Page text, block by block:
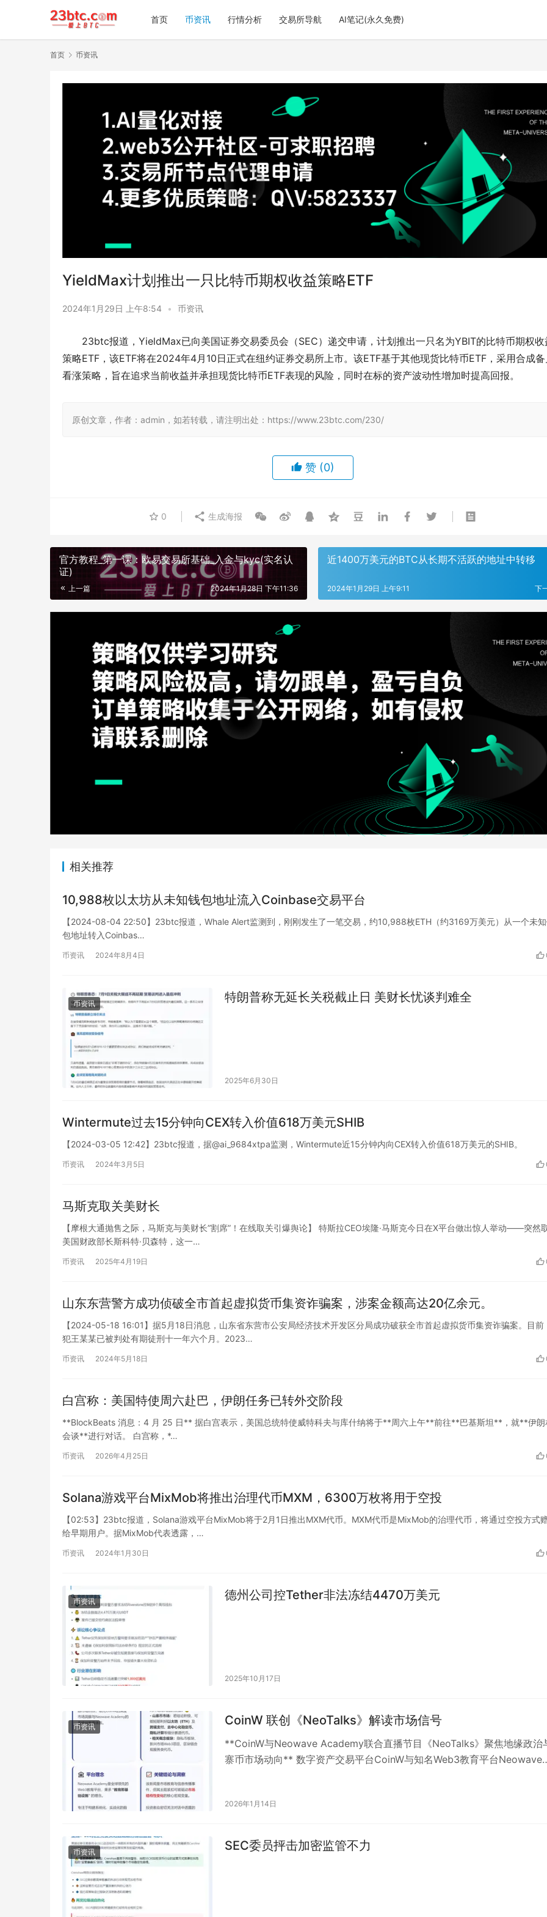
首页 币资讯 行情分析 交易所导航 AI笔记(永久免费)
首页 币资讯
YieldMax计划推出一只比特币期权收益策略ETF
2024年1月29日 上午8:54 • 币资讯
23btc报道，YieldMax已向美国证券交易委员会（SEC）递交申请，计划推出一只名为YBIT的比特币期权收
策略ETF，该ETF将在2024年4月10日正式在纽约证券交易所上市。该ETF基于其他现货比特币ETF，采用合成
看涨策略，旨在追求当前收益并承担现货比特币ETF表现的风险，同时在标的资产波动性增加时提高回报。
原创文章，作者：admin，如若转载，请注明出处：https://www.23btc.com/230/
赞 (0)
0 生成海报
官方教程_第一课：欧易交易所基础_入金与kyc(实名认
证)
上一篇 2024年1月28日 下午11:36
近1400万美元的BTC从长期不活跃的地址中转移
下
2024年1月29日 上午9:11
相关推荐
10,988枚以太坊从未知钱包地址流入Coinbase交易平台
【2024-08-04 22:50】23btc报道，Whale Alert监测到，刚刚发生了一笔交易，约10,988枚ETH（约3169万美元）从一个未
包地址转入Coinbas…
币资讯 2024年8月4日
币资讯 特朗普称无延长关税截止日 美财长忧谈判难全
2025年6月30日
Wintermute过去15分钟向CEX转入价值618万美元SHIB
【2024-03-05 12:42】23btc报道，据@ai_9684xtpa监测，Wintermute近15分钟内向CEX转入价值618万美元的SHIB。
币资讯 2024年3月5日
马斯克取关美财长
【摩根大通抛售之际，马斯克与美财长”割席”！在线取关引爆舆论】 特斯拉CEO埃隆·马斯克今日在X平台做出惊人举动——突然
美国财政部长斯科特·贝森特，这一…
币资讯 2025年4月19日
山东东营警方成功侦破全市首起虚拟货币集资诈骗案，涉案金额高达20亿余元。
【2024-05-18 16:01】据5月18日消息，山东省东营市公安局经济技术开发区分局成功破获全市首起虚拟货币集资诈骗案。目前
犯王某某已被判处有期徒刑十一年六个月。2023…
币资讯 2024年5月18日
白宫称：美国特使周六赴巴，伊朗任务已转外交阶段
**BlockBeats 消息：4 月 25 日** 据白宫表示，美国总统特使威特科夫与库什纳将于**周六上午**前往**巴基斯坦**，就**伊朗
会谈**进行对话。 白宫称，*…
币资讯 2026年4月25日
Solana游戏平台MixMob将推出治理代币MXM，6300万枚将用于空投
【02:53】23btc报道，Solana游戏平台MixMob将于2月1日推出MXM代币。MXM代币是MixMob的治理代币，将通过空投方式
给早期用户。据MixMob代表透露，…
币资讯 2024年1月30日
币资讯 德州公司控Tether非法冻结4470万美元
2025年10月17日
币资讯 CoinW 联创《NeoTalks》解读市场信号
**CoinW与Neowave Academy联合直播节目《NeoTalks》聚焦地缘政治
寨币市场动向** 数字资产交易平台CoinW与知名Web3教育平台Neowave
2026年1月14日
币资讯 SEC委员抨击加密监管不力